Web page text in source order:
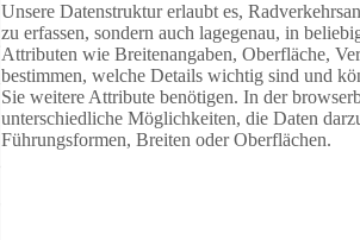
Unsere Datenstruktur erlaubt es,
zu erfassen, sondern auch lagegenau, in
Attributen wie Breitenangaben, Oberfläche,
bestimmen, welche Details wichtig sind und
Sie weitere Attribute benötigen. In der
unterschiedliche Möglichkeiten, die Daten
Führungsformen, Breiten oder Oberflächen.